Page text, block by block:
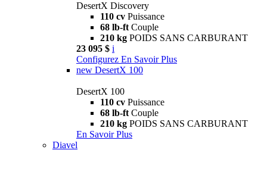
DesertX Discovery
110 cv Puissance
68 lb-ft Couple
210 kg POIDS SANS CARBURANT
23 095 $ i
Configurez En Savoir Plus
new DesertX 100
DesertX 100
110 cv Puissance
68 lb-ft Couple
210 kg POIDS SANS CARBURANT
En Savoir Plus
Diavel